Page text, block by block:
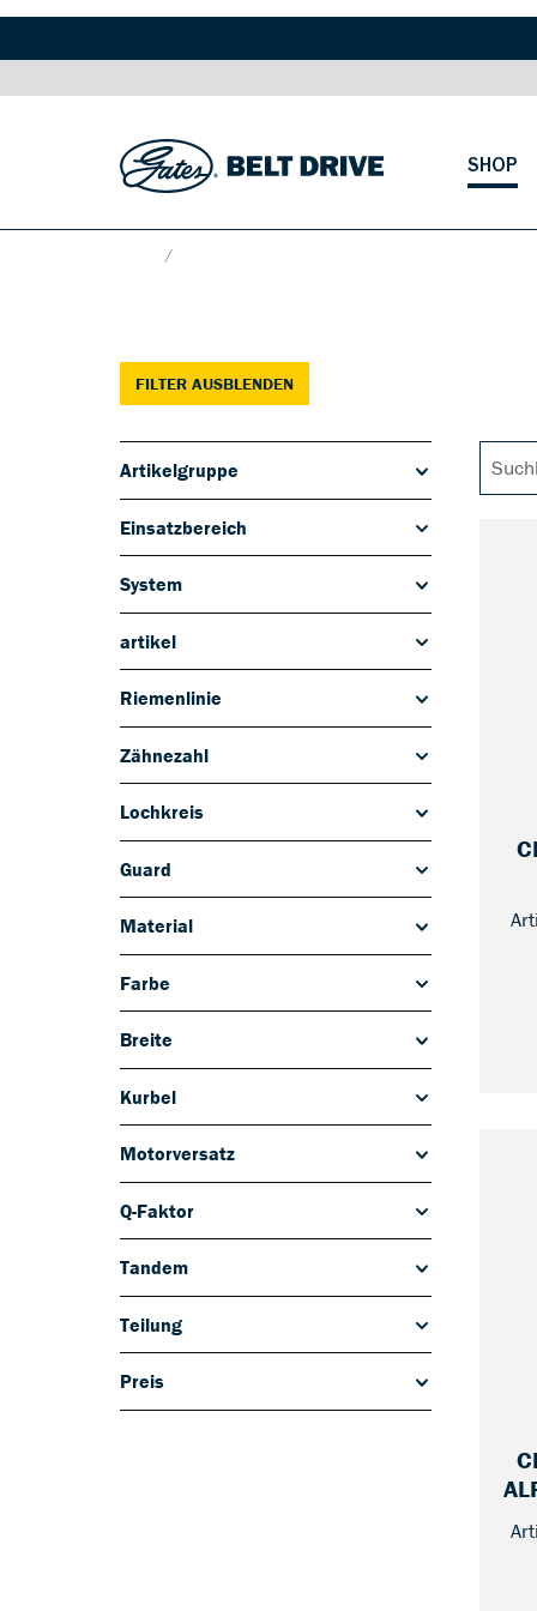
FILTER AUSBLENDEN
Artikelgruppe
Einsatzbereich
System
artikel
Riemenlinie
Zähnezahl
Lochkreis
Guard
Material
Farbe
Breite
Kurbel
Motorversatz
Q-Faktor
Tandem
Teilung
Preis